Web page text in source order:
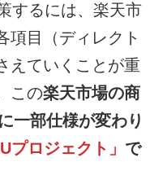
するには、楽天市
項目（ディレクト
えていくことが重
この楽天市場の商
一部仕様が変わり
プロジェクト」 で